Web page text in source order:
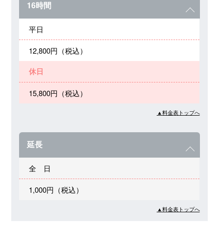
16時間
平日
12,800円（税込）
休日
15,800円（税込）
▲料金表トップへ
延長
全 日
1,000円（税込）
▲料金表トップへ